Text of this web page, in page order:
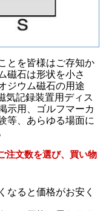
とを皆様はご存知か
磁石は形状を小さ
ジウム磁石の用途
気記録装置用ディス
示用、ゴルフマーカ
等、あらゆる場面に
注文数を選び、買い物
なると価格がお安く